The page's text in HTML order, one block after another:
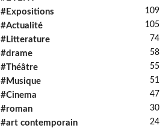
#Expositions 109
#Actualité 105
#Litterature 74
#drame 58
#Théâtre 55
#Musique 51
#Cinema 47
#roman 30
#art contemporain 24